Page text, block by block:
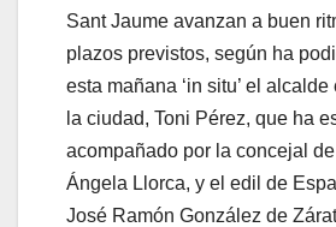
Sant Jaume avanzan a buen
plazos previstos, según ha
esta mañana ‘in situ’ el
la ciudad, Toni Pérez, que ha
acompañado por la concejal
Ángela Llorca, y el edil de
José Ramón González de